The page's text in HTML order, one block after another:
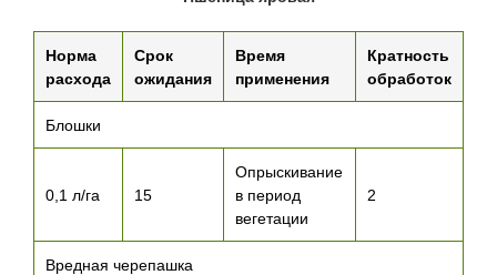
Норма
расхода
Срок
ожидания
Время
применения
Кратность
обработок
Блошки
0,1 л/га 15
Опрыскивание
в период
вегетации
2
Вредная черепашка